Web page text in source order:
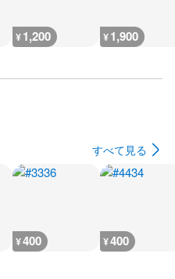
¥1,200 ¥1,900
すべて見る
¥400 ¥400